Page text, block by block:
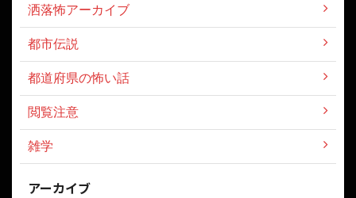
洒落怖アーカイブ
都市伝説
都道府県の怖い話
閲覧注意
雑学
アーカイブ